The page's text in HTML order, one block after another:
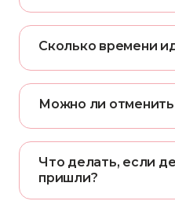
Сколько времени и
Можно ли отменить
Что делать, если де
пришли?